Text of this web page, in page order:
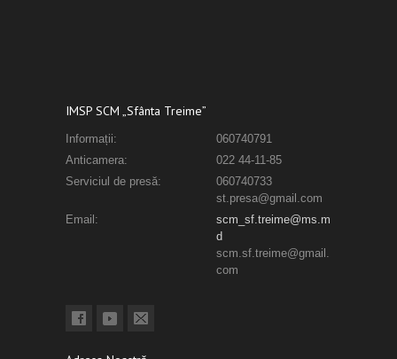
IMSP SCM „Sfânta Treime”
Informații:
060740791
Anticamera:
022 44-11-85
Serviciul de presă:
060740733
st.presa@gmail.com
Email:
scm_sf.treime@ms.m
d
scm.sf.treime@gmail.
com